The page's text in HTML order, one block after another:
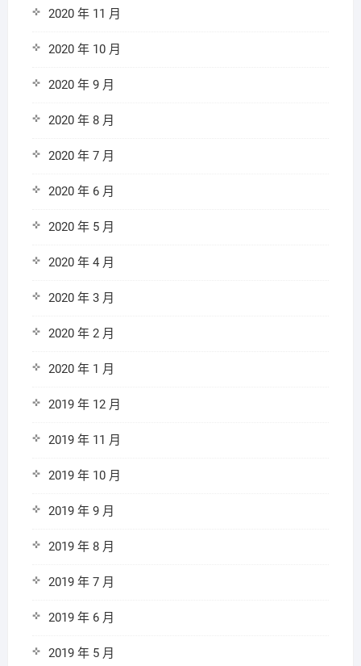
2020 年 11 月
2020 年 10 月
2020 年 9 月
2020 年 8 月
2020 年 7 月
2020 年 6 月
2020 年 5 月
2020 年 4 月
2020 年 3 月
2020 年 2 月
2020 年 1 月
2019 年 12 月
2019 年 11 月
2019 年 10 月
2019 年 9 月
2019 年 8 月
2019 年 7 月
2019 年 6 月
2019 年 5 月